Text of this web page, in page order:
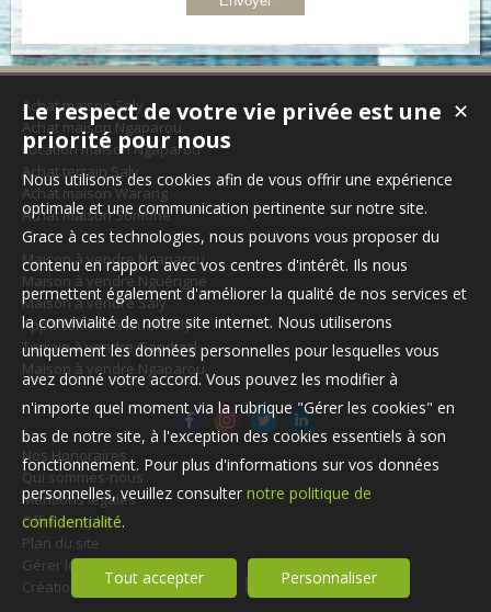
Achat maison Saly
Achat maison Ngaparou
Location maison Ngaparou
Achat terrain Saly
Achat maison Warang
Achat maison Somone
Maison à vendre Ngaparou
Maison à vendre Nguérigne
Maison à vendre Saly
Appartement à louer Saly
Terrain à vendre Gandigal
Maison à vendre Ngaparou
Nos Honoraires
Qui sommes-nous
Mentions légales
Offre complète
Plan du site
Gérer les cookies
Création site internet immobilier
✕
Le respect de votre vie privée est une
priorité pour nous
Nous utilisons des cookies afin de vous offrir une expérience
optimale et une communication pertinente sur notre site.
Grace à ces technologies, nous pouvons vous proposer du
contenu en rapport avec vos centres d'intérêt. Ils nous
permettent également d'améliorer la qualité de nos services et
la convivialité de notre site internet. Nous utiliserons
uniquement les données personnelles pour lesquelles vous
avez donné votre accord. Vous pouvez les modifier à
n'importe quel moment via la rubrique "Gérer les cookies" en
bas de notre site, à l'exception des cookies essentiels à son
fonctionnement. Pour plus d'informations sur vos données
personnelles, veuillez consulter notre politique de
confidentialité.
Tout accepter Personnaliser